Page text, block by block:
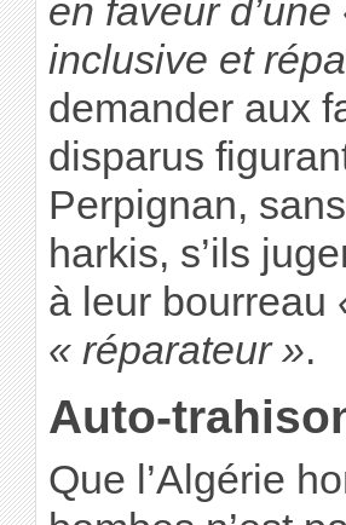
en faveur
inclusive et
demander aux
disparus
Perpignan,
harkis, s’ils
à leur bourreau
« réparateur ».
Auto-
Que l’Algérie